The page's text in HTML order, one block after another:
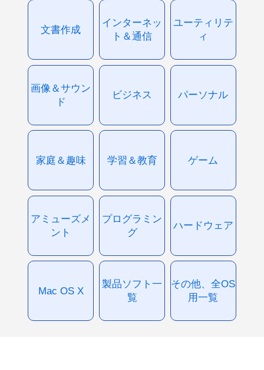
文書作成
インターネッ
ト＆通信
ユーティリテ
ィ
画像＆サウン
ド
ビジネス パーソナル
家庭＆趣味 学習＆教育 ゲーム
アミューズメ
ント
プログラミン
グ
ハードウェア
Mac OS X
製品ソフト一
覧
その他、全OS
用一覧